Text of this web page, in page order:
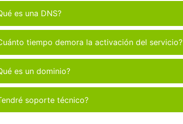
es una DNS?
tiempo demora la activación del servicio?
es un dominio?
soporte técnico?